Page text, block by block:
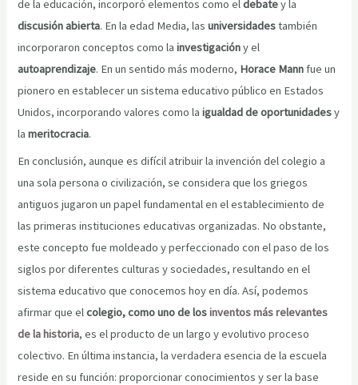
de la educación, incorporó elementos como eldebatey la
discusión abierta. En la edad Media, lasuniversidadestambién
incorporaron conceptos como lainvestigacióny el
autoaprendizaje. En un sentido más moderno, Horace Mannfue un
pionero en establecer un sistema educativo público en Estados
Unidos, incorporando valores como laigualdad de oportunidadesy
lameritocracia.
En conclusión, aunque es difícil atribuir la invención del colegio a
una sola persona o civilización, se considera que los griegos
antiguos jugaron un papel fundamental en el establecimiento de
las primeras instituciones educativas organizadas. No obstante,
este concepto fue moldeado y perfeccionado con el paso de los
siglos por diferentes culturas y sociedades, resultando en el
sistema educativo que conocemos hoy en día. Así, podemos
afirmar que elcolegio, como uno de losinventos más relevantes
de la historia, es el producto de un largo y evolutivo proceso
colectivo. En última instancia, la verdadera esencia de la escuela
reside en su función: proporcionar conocimientos y ser la base